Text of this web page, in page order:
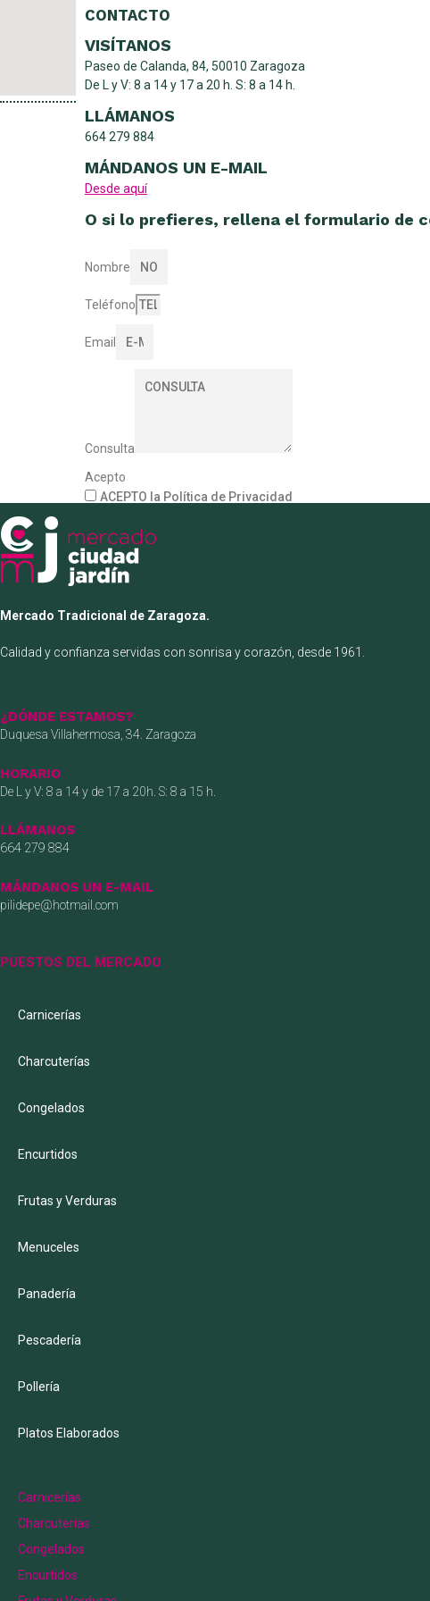
CONTACTO
VISÍTANOS
Paseo de Calanda, 84, 50010 Zaragoza
De L y V: 8 a 14 y 17 a 20 h. S: 8 a 14 h.
LLÁMANOS
664 279 884
MÁNDANOS UN E-MAIL
Desde aquí
O si lo prefieres, rellena el formulario de
Nombre
Teléfono
Email
Consulta
Acepto
ACEPTO la Política de Privacidad
Mercado Tradicional de Zaragoza.
Calidad y confianza servidas con sonrisa y corazón, desde 1961.
¿DÓNDE ESTAMOS?
Duquesa Villahermosa, 34. Zaragoza
HORARIO
De L y V: 8 a 14 y de 17 a 20h. S: 8 a 15 h.
LLÁMANOS
664 279 884
MÁNDANOS UN E-MAIL
pilidepe@hotmail.com
PUESTOS DEL MERCADO
Carnicerías
Charcuterías
Congelados
Encurtidos
Frutas y Verduras
Menuceles
Panadería
Pescadería
Pollería
Platos Elaborados
Carnicerías
Charcuterías
Congelados
Encurtidos